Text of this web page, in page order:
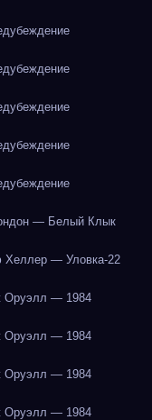
— Белый Клык
Хеллер — Уловка-22
Оруэлл — 1984
Оруэлл — 1984
Оруэлл — 1984
Оруэлл — 1984